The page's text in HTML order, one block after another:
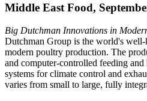
Middle East Food,
Big Dutchman Innovations in
Dutchman Group is the world's
modern poultry production. The
and computer-controlled feeding
systems for climate control and
varies from small to large, fully